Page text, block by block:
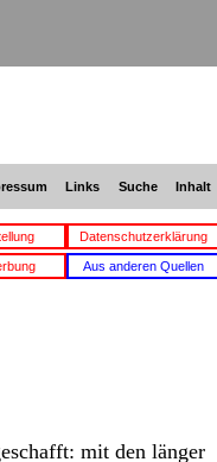
Links Suche Inhalt
Datenschutzerklärung
Aus anderen Quellen
mit den länger